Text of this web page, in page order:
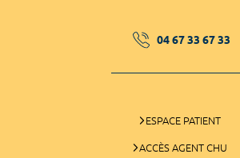
04 67 33 67 33
ESPACE PATIENT
ACCÈS AGENT CHU